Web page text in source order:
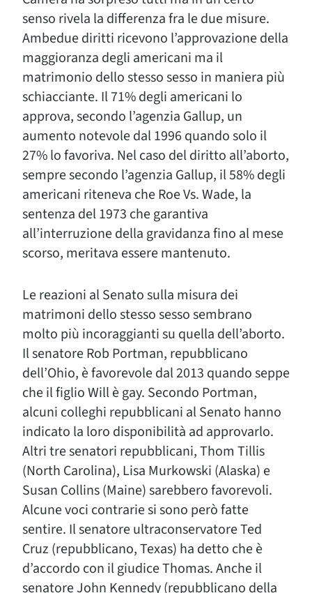
senso rivela la differenza fra le due misure.
Ambedue diritti ricevono l’approvazione della
maggioranza degli americani ma il
matrimonio dello stesso sesso in maniera più
schiacciante. Il 71% degli americani lo
approva, secondo l’agenzia Gallup, un
aumento notevole dal 1996 quando solo il
27% lo favoriva. Nel caso del diritto all’aborto,
sempre secondo l’agenzia Gallup, il 58% degli
americani riteneva che Roe Vs. Wade, la
sentenza del 1973 che garantiva
all’interruzione della gravidanza fino al mese
scorso, meritava essere mantenuto.
Le reazioni al Senato sulla misura dei
matrimoni dello stesso sesso sembrano
molto più incoraggianti su quella dell’aborto.
Il senatore Rob Portman, repubblicano
dell’Ohio, è favorevole dal 2013 quando seppe
che il figlio Will è gay. Secondo Portman,
alcuni colleghi repubblicani al Senato hanno
indicato la loro disponibilità ad approvarlo.
Altri tre senatori repubblicani, Thom Tillis
(North Carolina), Lisa Murkowski (Alaska) e
Susan Collins (Maine) sarebbero favorevoli.
Alcune voci contrarie si sono però fatte
sentire. Il senatore ultraconservatore Ted
Cruz (repubblicano, Texas) ha detto che è
d’accordo con il giudice Thomas. Anche il
senatore John Kennedy (repubblicano della